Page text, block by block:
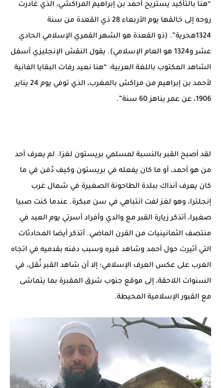
“هنا بالتأكيد يستريح أحمد بن إبراهيم المراكشي، الذي غادرت
روحه إلى خالقها يوم الأربعاء 28 ذي القعدة من سنة
1324هحرية”. (ذو القعدة هو الشهر القمري الإسلامي الحادي
عشر و1324 هو العام الإسلامي). يقول النقش الإنجليزي أسفل
الشاهد المكتوب باللغة العربية: “هنا نعيد رفات البقايا الفانية
لأحمد بن إبراهيم من مراكش بالمغرب، الذي توفي يوم 24 يناير
1906، عن عمر يناهز 60 سنة”.
لقد أصبح القبر بالنسبة لمسلمي بريستون لغزا. لم يعرف أحد
من هو أحمد، أو ما كان يفعله في بريستون وكيف دُفن في ما
كان يعرف آنذاك ببلدة الطاحونة الصغيرة في شمال غرب
إنجلترا، وهو لغز لفت انتباهي في سن مبكرة. عندما كنت صبيا
صغيرا، أتذكر زيارة القبر مع والدي وأفراد أسرتي يوم العيد في
منتصف الثمانينيات من القرن الماضي. أتذكر أيضا المحادثات
التي أثيرت حول أحمد وشاهد قبره وسبب دفنه بقدميه في اتجاه
الغرب على عكس العرف الإسلامي؛ إلا أن شاهد القبر نُقل، في
السنوات اللاحقة، إلى موقع جنوب شرق المقبرة بما يتماشى
مع القبور الإسلامية المحيطة.